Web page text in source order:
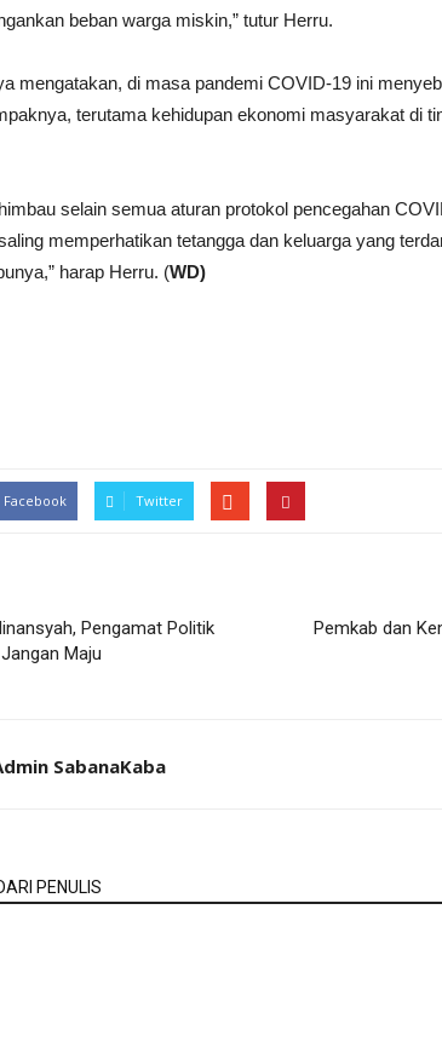
beban warga miskin,” tutur Herru.
mengatakan, di masa pandemi COVID-19 ini
terutama kehidupan ekonomi masyarakat di
selain semua aturan protokol pencegahan
memperhatikan tetangga dan keluarga yang
harap Herru. (WD)
Facebook Twitter
Pengamat Politik
Maju
Pemkab dan
SabanaKaba
PENULIS